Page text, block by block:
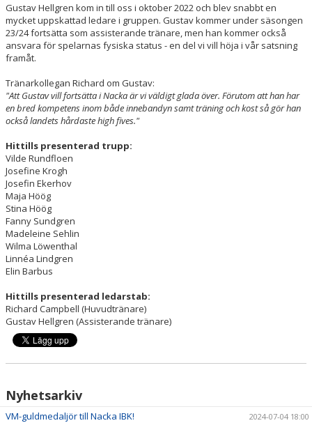
Gustav Hellgren kom in till oss i oktober 2022 och blev snabbt en
mycket uppskattad ledare i gruppen. Gustav kommer under säsongen
23/24 fortsätta som assisterande tränare, men han kommer också
ansvara för spelarnas fysiska status - en del vi vill höja i vår satsning
framåt.
Tränarkollegan Richard om Gustav:
"Att Gustav vill fortsätta i Nacka är vi väldigt glada över. Förutom att han har
en bred kompetens inom både innebandyn samt träning och kost så gör han
också landets hårdaste high fives."
Hittills presenterad trupp:
Vilde Rundfloen
Josefine Krogh
Josefin Ekerhov
Maja Höög
Stina Höög
Fanny Sundgren
Madeleine Sehlin
Wilma Löwenthal
Linnéa Lindgren
Elin Barbus
Hittills presenterad ledarstab:
Richard Campbell (Huvudtränare)
Gustav Hellgren (Assisterande tränare)
Nyhetsarkiv
VM-guldmedaljör till Nacka IBK! 2024-07-04 18:00